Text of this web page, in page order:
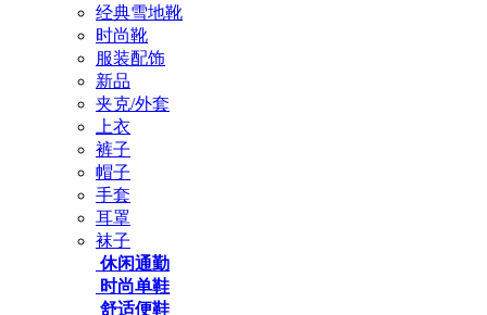
经典雪地靴
时尚靴
服装配饰
新品
夹克/外套
上衣
裤子
帽子
手套
耳罩
袜子
休闲通勤
时尚单鞋
舒适便鞋